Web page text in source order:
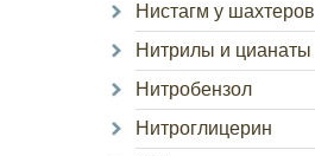
Нистагм у шахтеров
Нитрилы и цианаты
Нитробензол
Нитроглицерин